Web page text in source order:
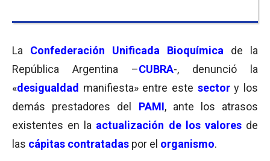
La Confederación Unificada Bioquímica de la
República Argentina –CUBRA-, denunció la
«desigualdad manifiesta» entre este sectory los
demás prestadores del PAMI, ante los atrasos
existentes en la actualización de los valoresde
las cápitas contratadas por el organismo.